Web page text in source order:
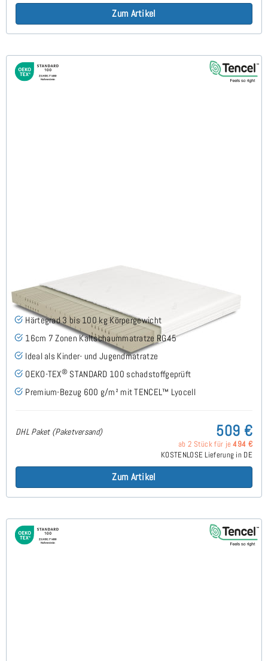
Zum Artikel
Midsofty H3 (TENCEL™ Lyocell) Kaltschaummatratze
Härtegrad 3 bis 100 kg Körpergewicht
16cm 7 Zonen Kaltschaummatratze RG45
Ideal als Kinder- und Jugendmatratze
OEKO-TEX® STANDARD 100 schadstoffgeprüft
Premium-Bezug 600 g/m² mit TENCEL™ Lyocell
DHL Paket (Paketversand) 509 €
ab 2 Stück für je494 €
KOSTENLOSE Lieferung in DE
Zum Artikel